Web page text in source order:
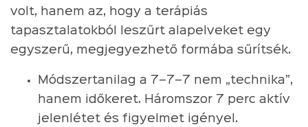
volt, hanem az, hogy a terápiás
tapasztalatokból leszűrt alapelveket egy
egyszerű, megjegyezhető formába sűrítsék.
Módszertanilag a 7–7–7 nem „technika”,
hanem időkeret. Háromszor 7 perc aktív
jelenlétet és figyelmet igényel.